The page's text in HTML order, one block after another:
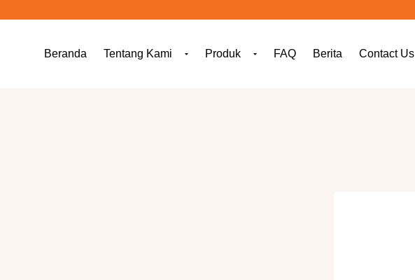
Beranda Tentang Kami Produk FAQ Berita Contact Us